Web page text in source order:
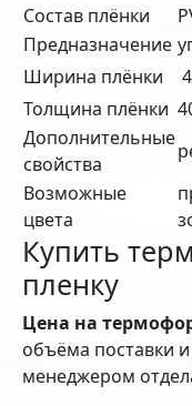
Состав плёнки
Предназначение
Ширина плёнки
Толщина плёнки
Дополнительные
свойства
Возможные
цвета
Купить
пленку
Цена на
объёма поставки и
менеджером